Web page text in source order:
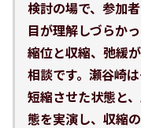
検討の場で、参加
目が理解しづらか
縮位と収縮、弛緩
相談です。瀬谷崎
短縮させた状態と
態を実演し、収縮